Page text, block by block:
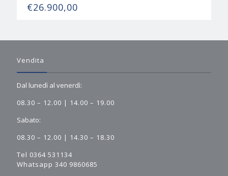
€26.900,00
Vendita
Dal lunedì al venerdì:
08.30 – 12.00 | 14.00 – 19.00
Sabato:
08.30 – 12.00 | 14.30 – 18.30
Tel 0364 531134
Whatsapp 340 9860685